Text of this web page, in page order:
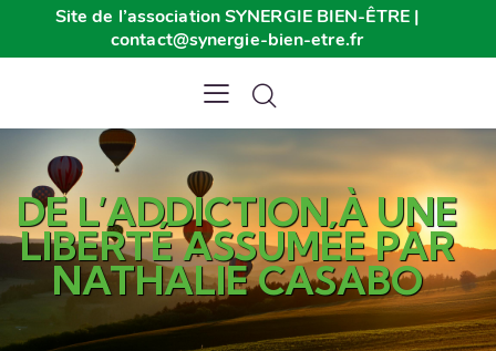
Site de l’association SYNERGIE BIEN-ÊTRE |
contact@synergie-bien-etre.fr
DE L’ADDICTION À UNE
LIBERTÉ ASSUMÉE PAR
NATHALIE CASABO